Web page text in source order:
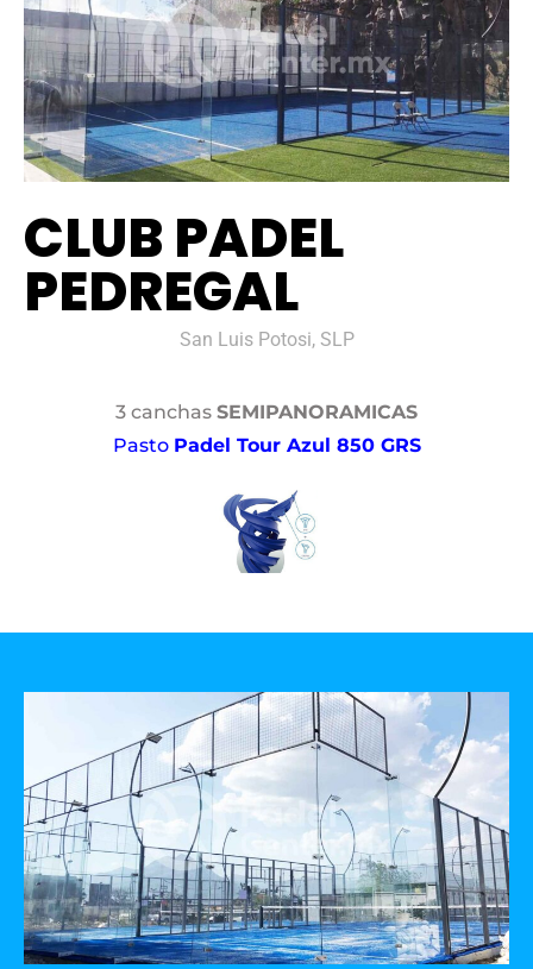
CLUB PADEL
PEDREGAL
San Luis Potosi, SLP
3 canchas SEMIPANORAMICAS
Pasto Padel Tour Azul 850 GRS